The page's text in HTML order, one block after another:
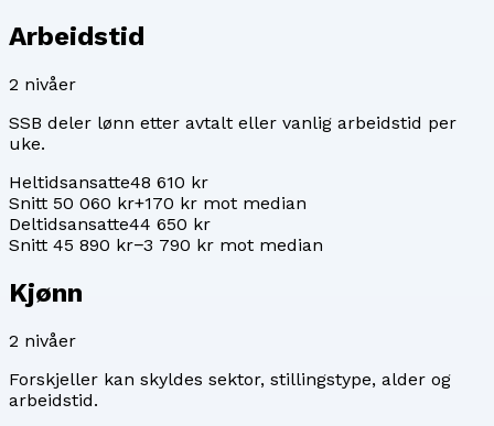
Arbeidstid
2 nivåer
SSB deler lønn etter avtalt eller vanlig arbeidstid per
uke.
Heltidsansatte48 610 kr
Snitt 50 060 kr+170 kr mot median
Deltidsansatte44 650 kr
Snitt 45 890 kr−3 790 kr mot median
Kjønn
2 nivåer
Forskjeller kan skyldes sektor, stillingstype, alder og
arbeidstid.